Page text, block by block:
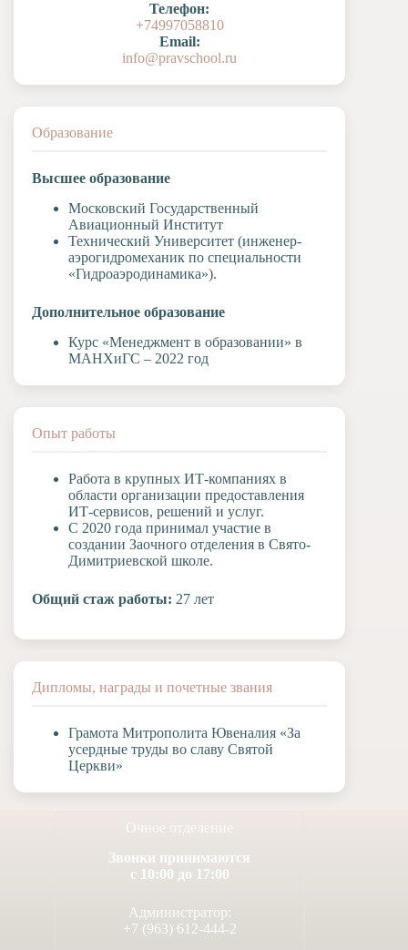
Художественная
Музыкальное
Телефон:
+74997058810
Email:
info@pravschool.ru
Образование
Высшее образование
Московский Государственный
Авиационный Институт
Технический Университет (инженер-
аэрогидромеханик по специальности
«Гидроаэродинамика»).
Дополнительное образование
Курс «Менеджмент в образовании» в
МАНХиГС – 2022 год
Опыт работы
Работа в крупных ИТ-компаниях в
области организации предоставления
ИТ-сервисов, решений и услуг.
С 2020 года принимал участие в
создании Заочного отделения в Свято-
Димитриевской школе.
Общий стаж работы: 27 лет
Дипломы, награды и почетные звания
Грамота Митрополита Ювеналия «За
усердные труды во славу Святой
Церкви»
Очное отделение
Звонки принимаются
с 10:00 до 17:00
Администратор:
+7 (963) 612-444-2